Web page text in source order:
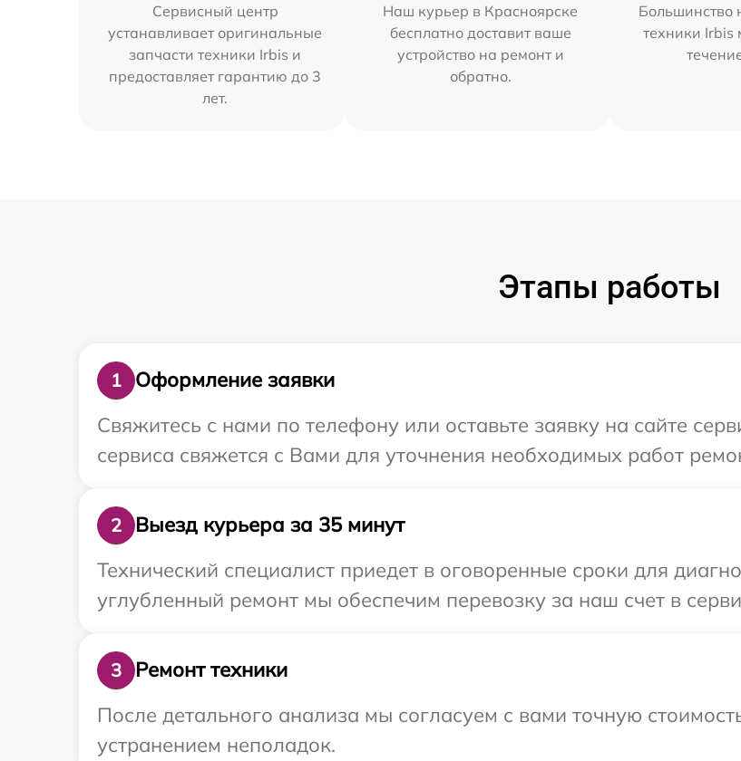
Сервисный центр
устанавливает оригинальные
запчасти техники Irbis и
предоставляет гарантию до 3
лет.
Наш курьер в Красноярске
бесплатно доставит ваше
устройство на ремонт и
обратно.
Большинство
техники Irbis
Этапы работы
1
Оформление заявки
Свяжитесь с нами по телефону или оставьте заявку на сайте
сервиса свяжется с Вами для уточнения необходимых работ
2
Выезд курьера за 35 минут
Технический специалист приедет в оговоренные сроки для
углубленный ремонт мы обеспечим перевозку за наш счет в
3
Ремонт техники
После детального анализа мы согласуем с вами точную
устранением неполадок.